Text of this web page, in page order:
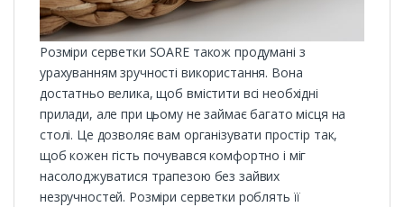
Розміри серветки SOARE також продумані з
урахуванням зручності використання. Вона
достатньо велика, щоб вмістити всі необхідні
прилади, але при цьому не займає багато місця на
столі. Це дозволяє вам організувати простір так,
щоб кожен гість почувався комфортно і міг
насолоджуватися трапезою без зайвих
незручностей. Розміри серветки роблять її